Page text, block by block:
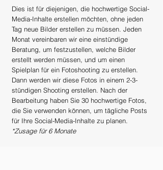
Dies ist für diejenigen, die hochwertige Social-
Media-Inhalte erstellen möchten, ohne jeden
Tag neue Bilder erstellen zu müssen. Jeden
Monat vereinbaren wir eine einstündige
Beratung, um festzustellen, welche Bilder
erstellt werden müssen, und um einen
Spielplan für ein Fotoshooting zu erstellen.
Dann werden wir diese Fotos in einem 2-3-
stündigen Shooting erstellen. Nach der
Bearbeitung haben Sie 30 hochwertige Fotos,
die Sie verwenden können, um tägliche Posts
für Ihre Social-Media-Inhalte zu planen.
*Zusage für 6 Monate